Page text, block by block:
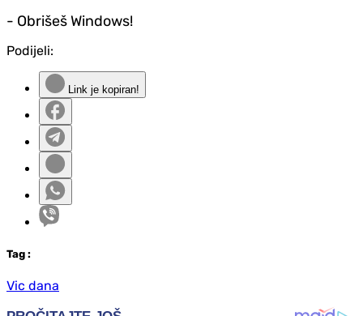
- Obrišeš Windows!
Podijeli:
Link je kopiran!
Tag :
Vic dana